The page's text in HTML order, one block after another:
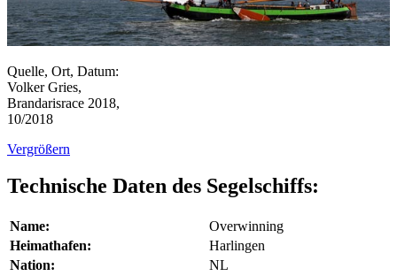
Quelle, Ort, Datum:
Volker Gries,
Brandarisrace 2018,
10/2018
Vergrößern
Technische Daten des Segelschiffs:
Name:
Overwinning
Heimathafen:
Harlingen
Nation:
NL